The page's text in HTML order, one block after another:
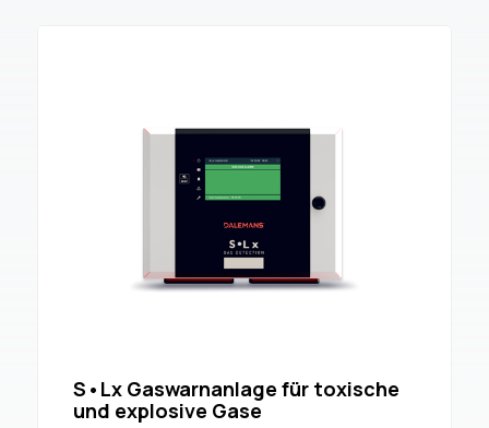
S•Lx Gaswarnanlage für toxische
und explosive Gase